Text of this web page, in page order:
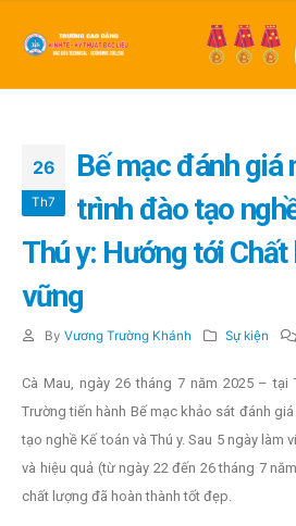
26
Th7
Bế mạc đánh giá
trình đào tạo
Thú y: Hướng tới
vững
By Vương Trường Khánh Sự kiện
Cà Mau, ngày 26 tháng 7 năm 2025 – tại
Trường tiến hành Bế mạc khảo sát đánh
tạo nghề Kế toán và Thú y. Sau 5 ngày làm
và hiệu quả (từ ngày 22 đến 26 tháng 7
chất lượng đã hoàn thành tốt đẹp.